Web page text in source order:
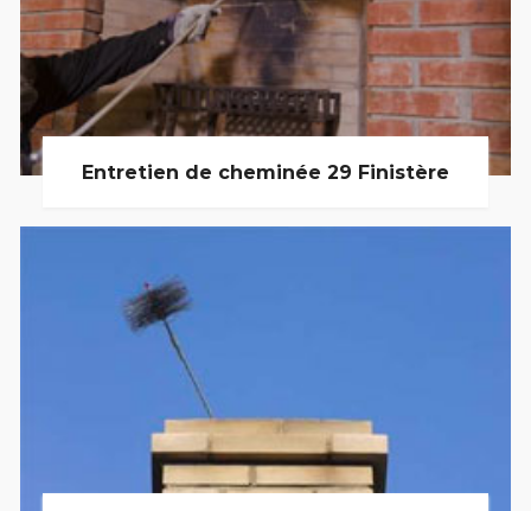
Entretien de cheminée 29 Finistère